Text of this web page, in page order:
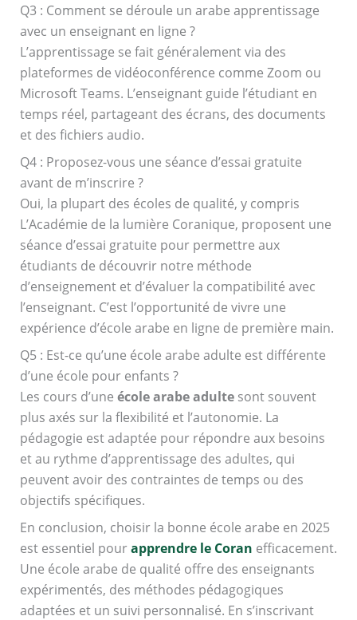
Q3 : Comment se déroule un arabe apprentissage
avec un enseignant en ligne ?
L’apprentissage se fait généralement via des
plateformes de vidéoconférence comme Zoom ou
Microsoft Teams. L’enseignant guide l’étudiant en
temps réel, partageant des écrans, des documents
et des fichiers audio.
Q4 : Proposez-vous une séance d’essai gratuite
avant de m’inscrire ?
Oui, la plupart des écoles de qualité, y compris
L’Académie de la lumière Coranique, proposent une
séance d’essai gratuite pour permettre aux
étudiants de découvrir notre méthode
d’enseignement et d’évaluer la compatibilité avec
l’enseignant. C’est l’opportunité de vivre une
expérience d’école arabe en ligne de première main.
Q5 : Est-ce qu’une école arabe adulte est différente
d’une école pour enfants ?
Les cours d’une école arabe adultesont souvent
plus axés sur la flexibilité et l’autonomie. La
pédagogie est adaptée pour répondre aux besoins
et au rythme d’apprentissage des adultes, qui
peuvent avoir des contraintes de temps ou des
objectifs spécifiques.
En conclusion, choisir la bonne école arabe en 2025
est essentiel pourapprendre le Coran efficacement.
Une école arabe de qualité offre des enseignants
expérimentés, des méthodes pédagogiques
adaptées et un suivi personnalisé. En s’inscrivant